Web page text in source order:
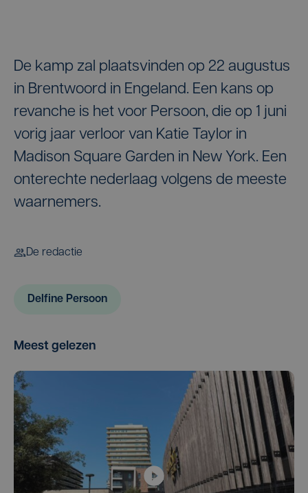
De kamp zal plaatsvinden op 22 augustus
in Brentwoord in Engeland. Een kans op
revanche is het voor Persoon, die op 1 juni
vorig jaar verloor van Katie Taylor in
Madison Square Garden in New York. Een
onterechte nederlaag volgens de meeste
waarnemers.
De redactie
Delfine Persoon
Meest gelezen